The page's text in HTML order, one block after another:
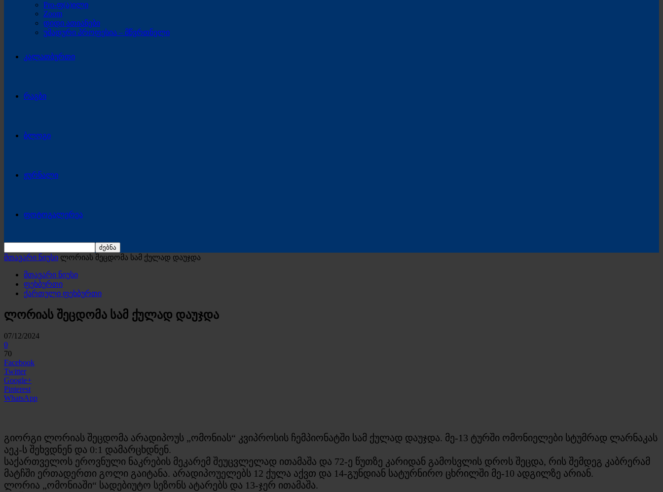
Pro-ფ(ა)ილი
Zoom
დიდი ათიანები
უმადური პროფესია – მწვრთნელი
კალათბურთი
რაგბი
ბლოგი
ჟურნალი
ფოტოგალერეა
მთავარი ნიუსი ლორიას შეცდომა სამ ქულად დაუჯდა
მთავარი ნიუსი
ფეხბურთი
ქართული ფეხბურთი
ლორიას შეცდომა სამ ქულად დაუჯდა
07/12/2024
0
70
Facebook
Twitter
Google+
Pinterest
WhatsApp
გიორგი ლორიას შეცდომა არადიპოუს „ომონიას“ კვიპროსის ჩემპიონატში სამ ქულად დაუჯდა. მე-13 ტურში ომონიელები სტუმრად ლარნაკას
აეკ-ს შეხვდნენ და 0:1 დამარცხდნენ.
საქართველოს ეროვნული ნაკრების მეკარემ შეუცვლელად ითამაშა და 72-ე წუთზე კარიდან გამოსვლის დროს შეცდა, რის შემდეგ კაბრერამ
მატჩში ერთადერთი გოლი გაიტანა. არადიპოუელებს 12 ქულა აქვთ და 14-გუნდიან სატურნირო ცხრილში მე-10 ადგილზე არიან.
ლორია „ომონიაში“ სადებიუტო სეზონს ატარებს და 13-ჯერ ითამაშა.